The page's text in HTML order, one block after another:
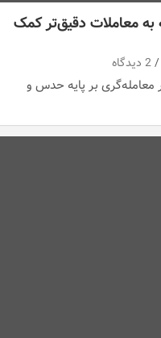
معاملات دقیق‌تر کمک
2 دیدگاه
معامله‌گری بر پایه حدس و